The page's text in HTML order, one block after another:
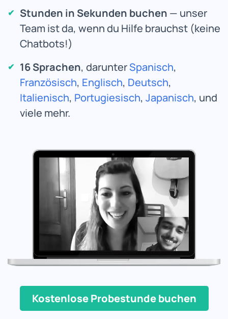
Stunden in Sekunden buchen — unser
Team ist da, wenn du Hilfe brauchst (keine
Chatbots!)
16 Sprachen, darunterSpanisch,
Französisch, Englisch, Deutsch,
Italienisch, Portugiesisch, Japanisch, und
viele mehr.
Kostenlose Probestunde buchen